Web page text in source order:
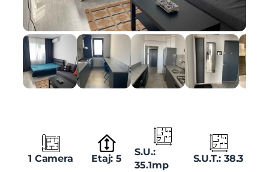
1 Camera Etaj: 5
S.U.:
35.1mp
S.U.T.: 38.3